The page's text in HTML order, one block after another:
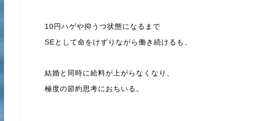
10円ハゲや抑うつ状態になるまで
SEとして命をけずりながら働き続けるも、
結婚と同時に給料が上がらなくなり、
極度の節約思考におちいる。